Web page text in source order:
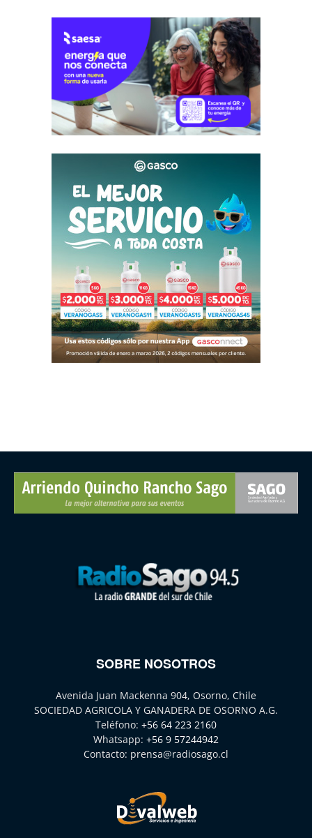
SOBRE NOSOTROS
Avenida Juan Mackenna 904, Osorno, Chile
SOCIEDAD AGRICOLA Y GANADERA DE OSORNO A.G.
Teléfono: +56 64 223 2160
Whatsapp: +56 9 57244942
Contacto: prensa@radiosago.cl